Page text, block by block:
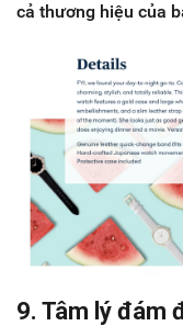
cả thương hiệu của
9. Tâm lý đám